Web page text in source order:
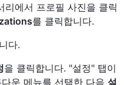
에서 프로필 사진을 클릭
를 클릭합니다.
다.
을 클릭합니다. "설정" 탭이
다운 메뉴를 선택한 다음 설